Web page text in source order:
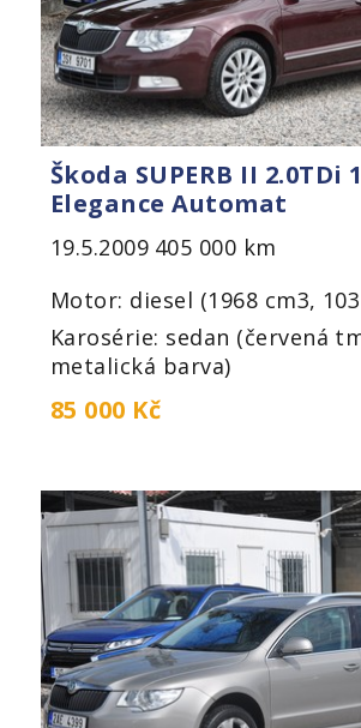
Škoda SUPERB II 2.0TDi
Elegance Automat
19.5.2009 405 000 km
Motor: diesel (1968 cm3,
Karosérie: sedan (červená
metalická barva)
85 000 Kč